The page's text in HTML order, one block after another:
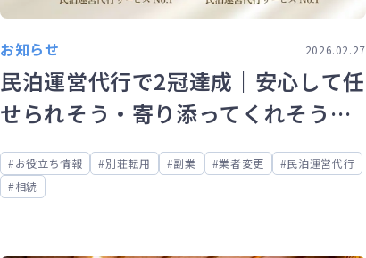
お知らせ 2026.02.27
民泊運営代行で2冠達成｜安心して任
せられそう・寄り添ってくれそう共
にNo.1を獲得！
お役立ち情報 別荘転用 副業 業者変更
民泊運営代行
相続